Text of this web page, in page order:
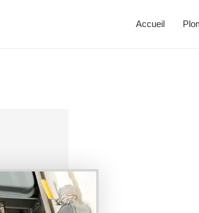
Accueil